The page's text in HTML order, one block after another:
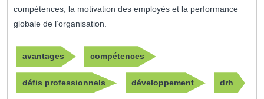
compétences, la motivation des employés et la performance
globale de l’organisation.
avantages compétences
défis professionnels développement drh